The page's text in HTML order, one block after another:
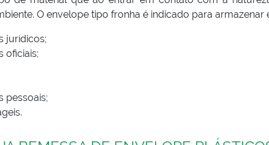
O envelope tipo fronha é indicado para armazenar
jurídicos;
oficiais;
pessoais;